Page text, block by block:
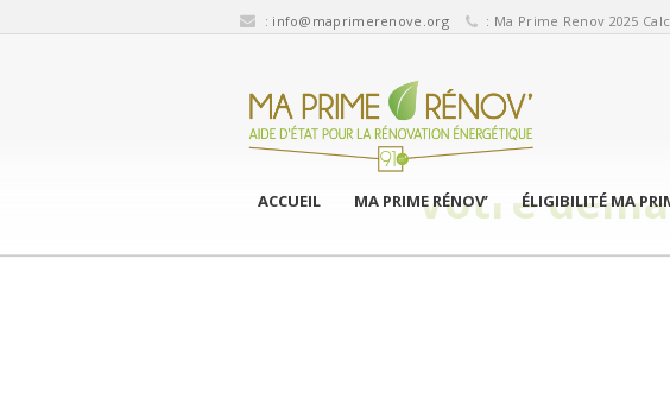
: info@maprimerenove.org : Ma Prime Renov 2025
ACCUEIL MA PRIME RÉNOV’ ÉLIGIBILITÉ MA
Votre